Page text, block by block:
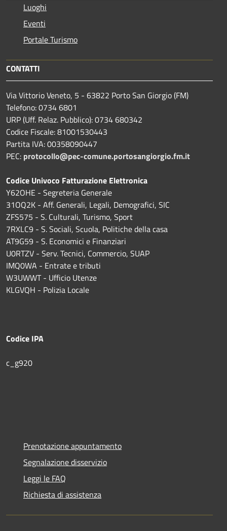
Luoghi
Eventi
Portale Turismo
CONTATTI
Via Vittorio Veneto, 5 - 63822 Porto San Giorgio (FM)
Telefono: 0734 6801
URP (Uff. Relaz. Pubblico): 0734 680342
Codice Fiscale: 81001530443
Partita IVA: 00358090447
PEC: protocollo@pec-comune.portosangiorgio.fm.it
Codice Univoco Fatturazione Elettronica
Y62OHE - Segreteria Generale
31OQ2K - Aff. Generali, Legali, Demografici, SIC
ZFS575 - S. Culturali, Turismo, Sport
7RXLC9 - S. Sociali, Scuola, Politiche della casa
AT9G59 - S. Economici e Finanziari
U0RTZV - Serv. Tecnici, Commercio, SUAP
IMQ0WA - Entrate e tributi
W3UWWT - Ufficio Utenze
KLGVQH - Polizia Locale
Codice IPA
c_g920
Prenotazione appuntamento
Segnalazione disservizio
Leggi le FAQ
Richiesta di assistenza